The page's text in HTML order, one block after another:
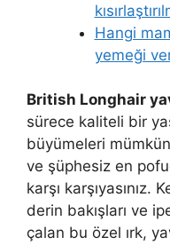
Hangi
yemeği
British Longhair
sürece kaliteli bir
büyümeleri
ve şüphesiz en
karşı karşıyasınız.
derin bakışları ve
çalan bu özel ırk,